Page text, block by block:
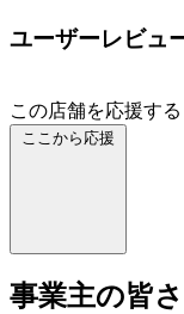
ユーザーレビュ
この店舗を応援する
ここから応援
事業主の皆